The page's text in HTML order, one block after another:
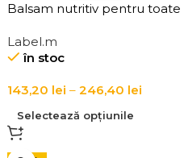
Balsam nutritiv pentru toate
Botanical Nourishing
Conditioner
Label.m
în stoc
143,20 lei – 246,40 lei
Selectează opțiunile